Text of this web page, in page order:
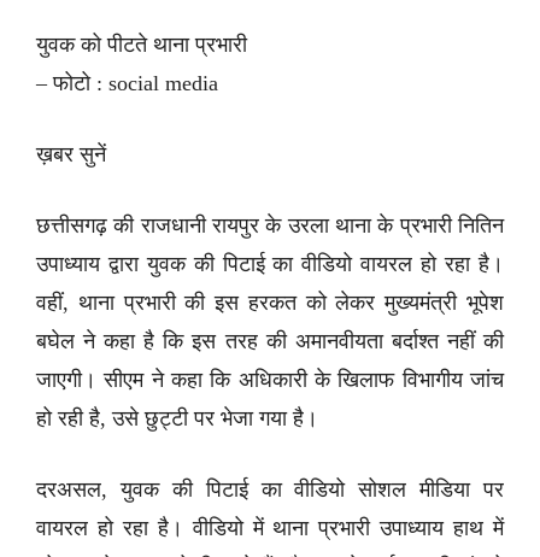
युवक को पीटते थाना प्रभारी
– फोटो : social media
ख़बर सुनें
छत्तीसगढ़ की राजधानी रायपुर के उरला थाना के प्रभारी नितिन
उपाध्याय द्वारा युवक की पिटाई का वीडियो वायरल हो रहा है।
वहीं, थाना प्रभारी की इस हरकत को लेकर मुख्यमंत्री भूपेश
बघेल ने कहा है कि इस तरह की अमानवीयता बर्दाश्त नहीं की
जाएगी। सीएम ने कहा कि अधिकारी के खिलाफ विभागीय जांच
हो रही है, उसे छुट्टी पर भेजा गया है।
दरअसल, युवक की पिटाई का वीडियो सोशल मीडिया पर
वायरल हो रहा है। वीडियो में थाना प्रभारी उपाध्याय हाथ में